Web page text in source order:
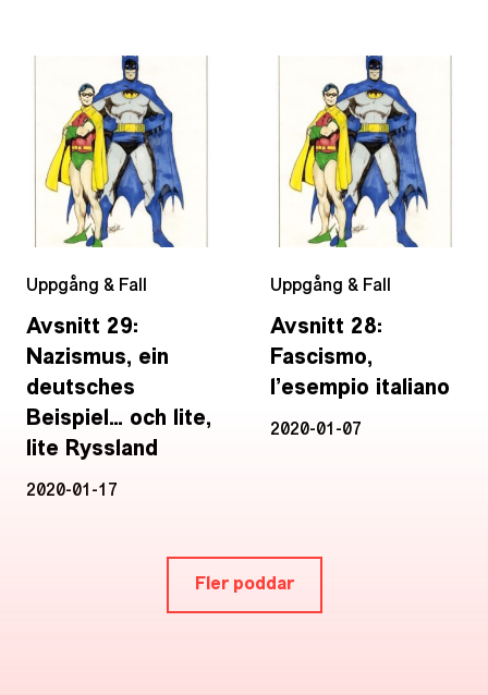
Uppgång & Fall
Avsnitt 29:
Nazismus, ein
deutsches
Beispiel… och lite,
lite Ryssland
2020-01-17
Uppgång & Fall
Avsnitt 28:
Fascismo,
l’esempio italiano
2020-01-07
Fler poddar